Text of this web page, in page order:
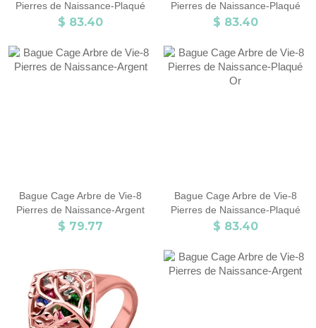
Pierres de Naissance-Plaqué
Or
$ 83.40
Pierres de Naissance-Plaqué
Or Rose
$ 83.40
Bague Cage Arbre de Vie-8
Pierres de Naissance-Argent
$ 79.77
Bague Cage Arbre de Vie-8
Pierres de Naissance-Plaqué
Or
$ 83.40